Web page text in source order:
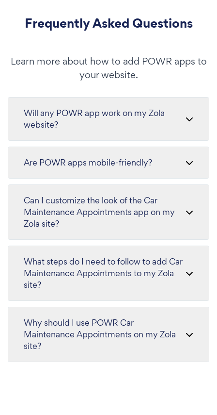
Frequently Asked Questions
Learn more about how to add POWR apps to
your website.
Will any POWR app work on my Zola
website?
Are POWR apps mobile-friendly?
Can I customize the look of the Car
Maintenance Appointments app on my
Zola site?
What steps do I need to follow to add Car
Maintenance Appointments to my Zola
site?
Why should I use POWR Car
Maintenance Appointments on my Zola
site?